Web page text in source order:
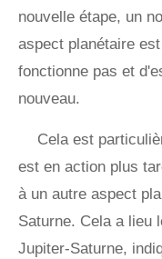
nouvelle étape, un
aspect planétaire
fonctionne pas et
nouveau.
Cela est
est en action plus
à un autre aspect
Saturne. Cela a lieu
Jupiter-Saturne,